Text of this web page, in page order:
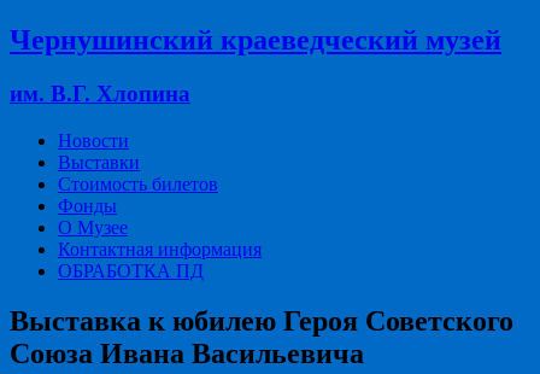
Чернушинский краеведческий музей
им. В.Г. Хлопина
Новости
Выставки
Стоимость билетов
Фонды
О Музее
Контактная информация
ОБРАБОТКА ПД
Выставка к юбилею Героя Советского
Союза Ивана Васильевича